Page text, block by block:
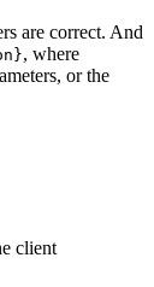
are correct. And
, where
or the
client